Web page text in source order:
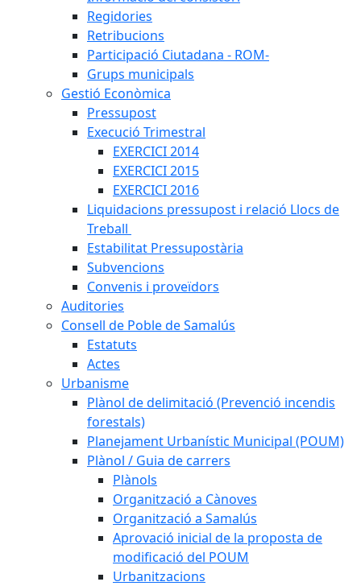
Regidories
Retribucions
Participació Ciutadana - ROM-
Grups municipals
Gestió Econòmica
Pressupost
Execució Trimestral
EXERCICI 2014
EXERCICI 2015
EXERCICI 2016
Liquidacions pressupost i relació Llocs de
Treball
Estabilitat Pressupostària
Subvencions
Convenis i proveïdors
Auditories
Consell de Poble de Samalús
Estatuts
Actes
Urbanisme
Plànol de delimitació (Prevenció incendis
forestals)
Planejament Urbanístic Municipal (POUM)
Plànol / Guia de carrers
Plànols
Organització a Cànoves
Organització a Samalús
Aprovació inicial de la proposta de
modificació del POUM
Urbanitzacions